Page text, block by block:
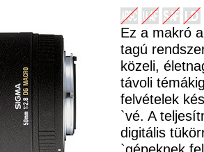
Ez a makró
tagú
közeli,
távoli
felvételek
`vé. A
digitális